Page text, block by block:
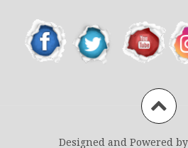
Designed and Powered